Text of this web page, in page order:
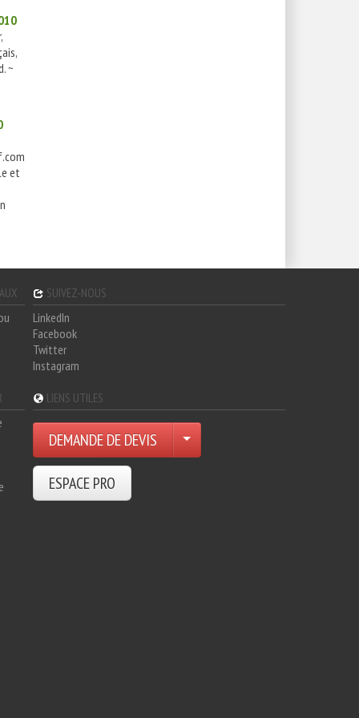
~
et
SUIVEZ-NOUS
LinkedIn
Facebook
Twitter
Instagram
LIENS UTILES
DEMANDE DE DEVIS
ESPACE PRO